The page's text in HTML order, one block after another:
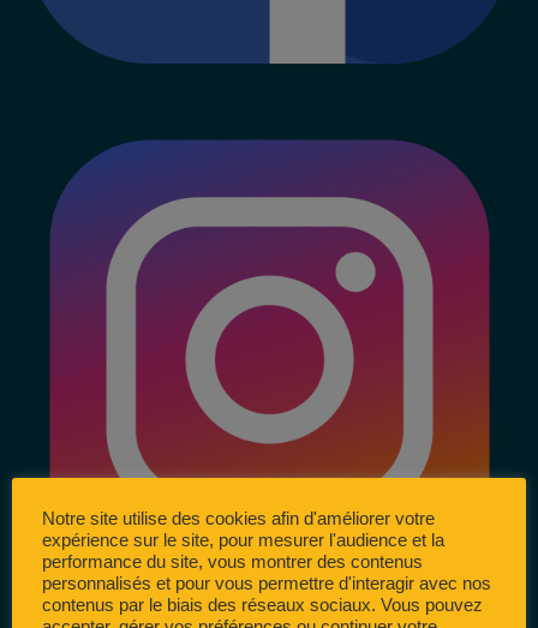
Notre site utilise des cookies afin d'améliorer votre
expérience sur le site, pour mesurer l'audience et la
performance du site, vous montrer des contenus
personnalisés et pour vous permettre d'interagir avec nos
contenus par le biais des réseaux sociaux. Vous pouvez